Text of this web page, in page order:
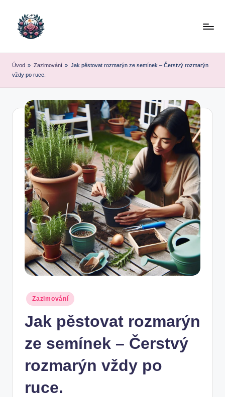
Úvod » Zazimování » Jak pěstovat rozmarýn ze semínek – Čerstvý rozmarýn
vždy po ruce.
Posted
in
Zazimování
Jak pěstovat rozmarýn
ze semínek – Čerstvý
rozmarýn vždy po
ruce.